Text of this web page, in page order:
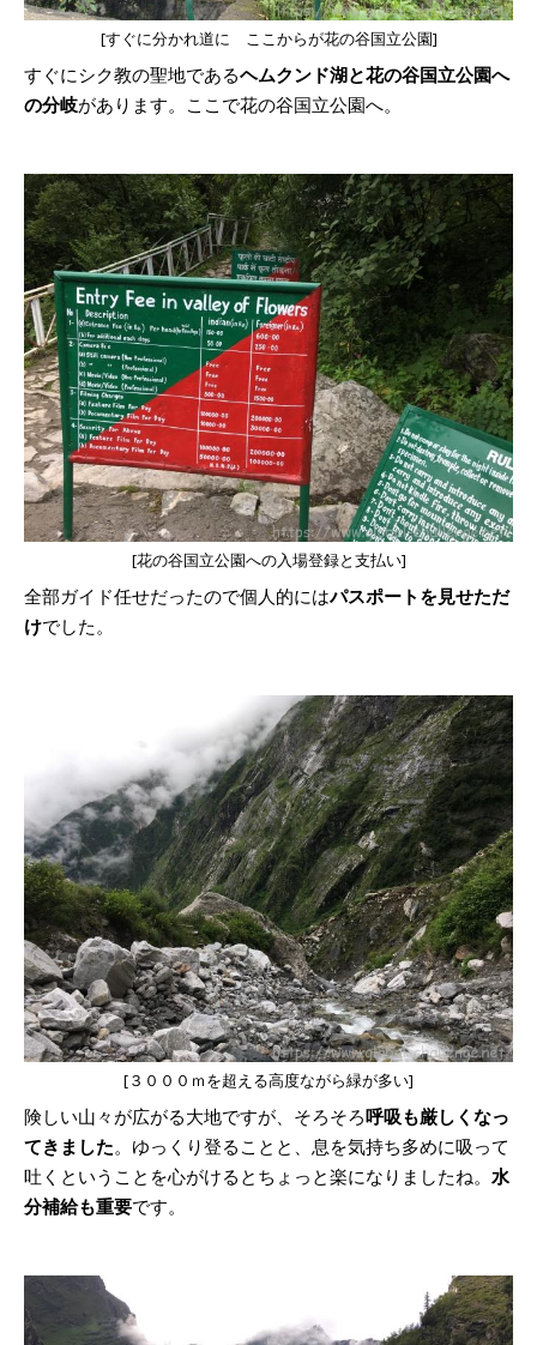
[すぐに分かれ道に ここからが花の谷国立公園]
すぐにシク教の聖地であるヘムクンド湖と花の谷国立公園へ
の分岐があります。ここで花の谷国立公園へ。
[花の谷国立公園への入場登録と支払い]
全部ガイド任せだったので個人的にはパスポートを見せただ
けでした。
[３０００ｍを超える高度ながら緑が多い]
険しい山々が広がる大地ですが、そろそろ呼吸も厳しくなっ
てきました。ゆっくり登ることと、息を気持ち多めに吸って
吐くということを心がけるとちょっと楽になりましたね。 水
分補給も重要です。